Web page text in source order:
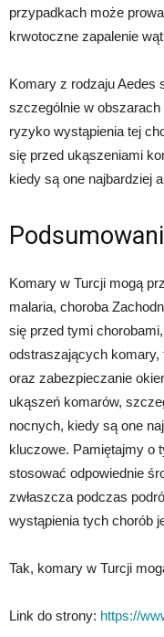
przypadkach może
krwotoczne zapalenie
Komary z rodzaju Aedes
szczególnie w obszarach
ryzyko wystąpienia tej
się przed ukąszeniami
kiedy są one najbardziej
Komary w Turcji mogą
malaria, choroba
się przed tymi
odstraszających komary,
oraz zabezpieczanie
ukąszeń komarów,
nocnych, kiedy są one
kluczowe. Pamiętajmy o
stosować odpowiednie
zwłaszcza podczas
wystąpienia tych chorób
Tak, komary w Turcji
Link do strony: https://